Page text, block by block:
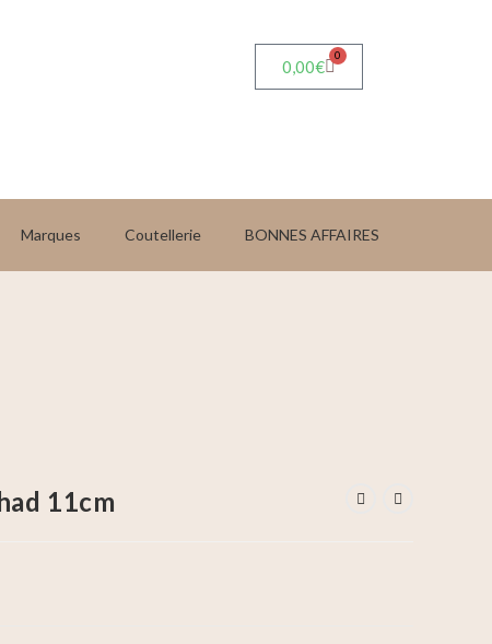
0,00€
0
Marques Coutellerie BONNES AFFAIRES
11cm